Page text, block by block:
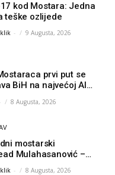
kod Mostara: Jedna
teške ozlijede
- 9 Augusta, 2026
prvi put se
BiH na najvećoj AI
je njihov mentor
Međunarodne
- 8 Augusta, 2026
mostarski
Mulahasanović –
oproštajnu
- 8 Augusta, 2026